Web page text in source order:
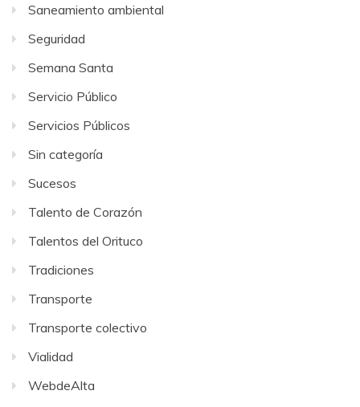
Saneamiento ambiental
Seguridad
Semana Santa
Servicio Público
Servicios Públicos
Sin categoría
Sucesos
Talento de Corazón
Talentos del Orituco
Tradiciones
Transporte
Transporte colectivo
Vialidad
WebdeAlta